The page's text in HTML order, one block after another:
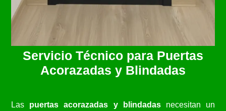
Servicio Técnico para Puertas
Acorazadas y Blindadas
Las puertas acorazadas y blindadasnecesitan un